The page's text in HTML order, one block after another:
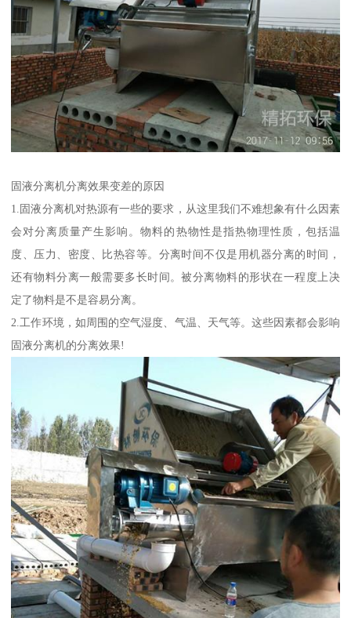
固液分离机分离效果变差的原因
1.固液分离机对热源有一些的要求，从这里我们不难想象有什么因素
会对分离质量产生影响。物料的热物性是指热物理性质，包括温
度、压力、密度、比热容等。分离时间不仅是用机器分离的时间，
还有物料分离一般需要多长时间。被分离物料的形状在一程度上决
定了物料是不是容易分离。
2.工作环境，如周围的空气湿度、气温、天气等。这些因素都会影响
固液分离机的分离效果!